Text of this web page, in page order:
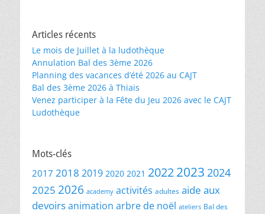
Articles récents
Le mois de Juillet à la ludothèque
Annulation Bal des 3ème 2026
Planning des vacances d’été 2026 au CAJT
Bal des 3ème 2026 à Thiais
Venez participer à la Fête du Jeu 2026 avec le CAJT
Ludothèque
Mots-clés
2017 2018 2019 2020 2021 20222023 2024
2025 2026 academy activités adultes aide aux
devoirsanimation arbre de noël ateliers Bal des